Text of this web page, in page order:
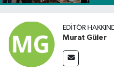
EDITÖR
Murat Güler